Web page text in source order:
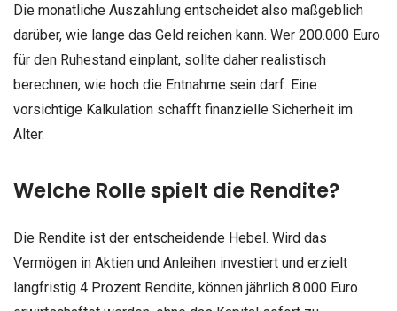
Die monatliche Auszahlung entscheidet also maßgeblich
darüber, wie lange das Geld reichen kann. Wer 200.000 Euro
für den Ruhestand einplant, sollte daher realistisch
berechnen, wie hoch die Entnahme sein darf. Eine
vorsichtige Kalkulation schafft finanzielle Sicherheit im
Alter.
Welche Rolle spielt die Rendite?
Die Rendite ist der entscheidende Hebel. Wird das
Vermögen in Aktien und Anleihen investiert und erzielt
langfristig 4 Prozent Rendite, können jährlich 8.000 Euro